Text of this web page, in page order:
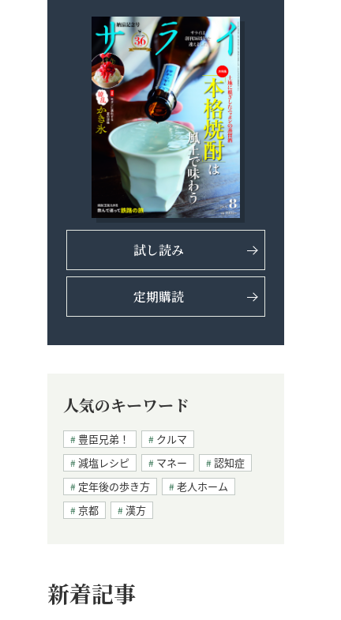
試し読み
定期購読
人気のキーワード
豊臣兄弟！
クルマ
減塩レシピ
マネー
認知症
定年後の歩き方
老人ホーム
京都
漢方
新着記事